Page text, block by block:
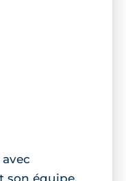
son équipe.